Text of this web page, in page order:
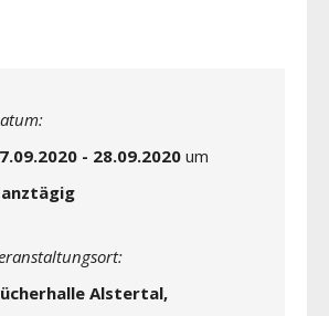
- 28.09.2020um
Alstertal,